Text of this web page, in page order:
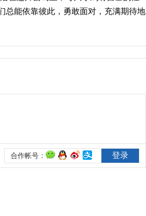
能依靠彼此，勇敢面对，充满期待地